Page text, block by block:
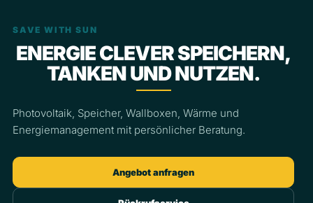
SAVE WITH SUN
ENERGIE CLEVER SPEICHERN,
TANKEN UND NUTZEN.
Photovoltaik, Speicher, Wallboxen, Wärme und
Energiemanagement mit persönlicher Beratung.
Angebot anfragen